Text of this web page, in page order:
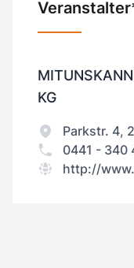
KG
Parkstr. 4,
0441 - 340
http://